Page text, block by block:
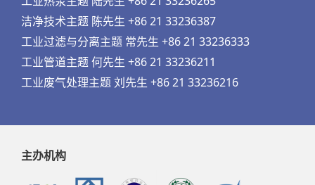
洁净技术主题 陈先生 +86 21 33236387
工业过滤与分离主题 常先生 +86 21 33236333
工业管道主题 何先生 +86 21 33236211
工业废气处理主题 刘先生 +86 21 33236216
主办机构